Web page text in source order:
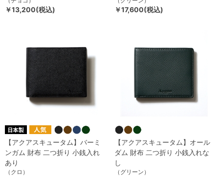
￥13,200(税込) ￥17,600(税込)
【アクアスキュータム】バーミ
ンガム 財布 二つ折り 小銭入れ
あり
（クロ）
【アクアスキュータム】オール
ダム 財布 二つ折り 小銭入れな
し
（グリーン）